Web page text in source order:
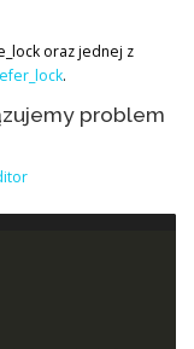
oraz jednej z
.
problem